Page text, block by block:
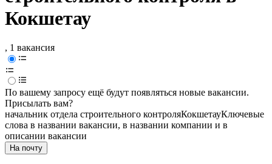
Кокшетау
, 1 вакансия
По вашему запросу ещё будут появляться новые вакансии.
Присылать вам?
начальник отдела строительного контроляКокшетауКлючевые
слова в названии вакансии, в названии компании и в
описании вакансии
На почту